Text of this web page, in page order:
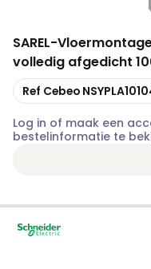
SAREL-
volledig afgedicht
Kopiëren
Ref Cebeo
Log in of maak een
bestelinformatie te